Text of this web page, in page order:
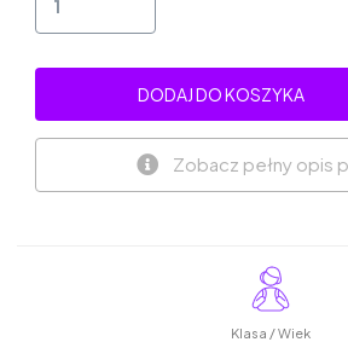
DODAJ DO KOSZYKA
Zobacz pełny opis
Klasa / Wiek